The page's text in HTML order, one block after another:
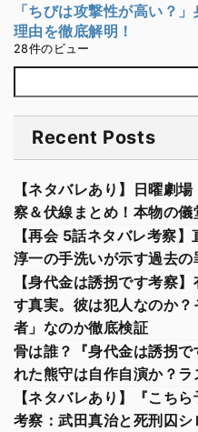
「ちびは攻撃性が高い？
理由を徹底解明！
28件のビュー
Recent Posts
【ネタバレあり】日曜劇
察＆伏線まとめ！本物の儀
【再会 5話ネタバレ考察
淳一の手洗いが示す過去の
【身代金は誘拐です考察
す真実。彼は犯人なのか
者」なのか徹底検証
骨は誰？『身代金は誘拐
れた熊守は自作自演か？
【ネタバレあり】『こち
考察：武田真治と死刑囚